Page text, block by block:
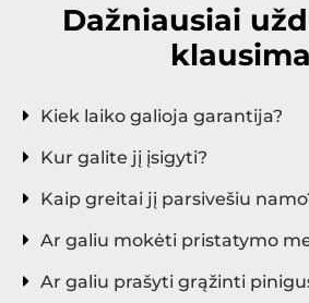
Dažniausiai
Kiek laiko galioja garantija?
Kur galite jį įsigyti?
Kaip greitai jį parsivešiu
Ar galiu mokėti pristatymo
Ar galiu prašyti grąžinti